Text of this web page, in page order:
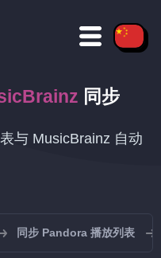
同步
与 MusicBrainz 自动
同步 Pandora 播放列表